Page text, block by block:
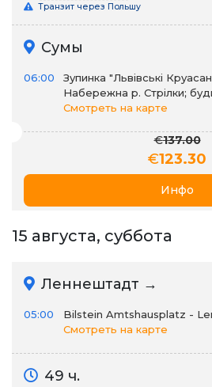
Транзит через Польшу
Сумы
06:00
Зупинка "Львівські
Набережна р. Стрілки;
Смотреть на карте
€137.00
€123.30
Инфо
15 августа, суббота
Леннештадт →
05:00
Bilstein Amtshausplatz -
Смотреть на карте
49 ч.